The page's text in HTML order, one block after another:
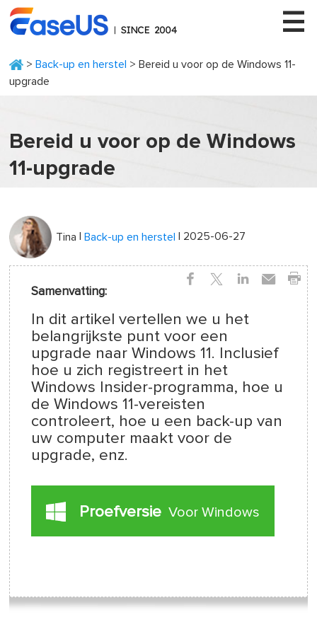
> Back-up en herstel > Bereid u voor op de Windows 11-
upgrade
Bereid u voor op de Windows
11-upgrade
Tina |Back-up en herstel | 2025-06-27
Samenvatting:
In dit artikel vertellen we u het
belangrijkste punt voor een
upgrade naar Windows 11. Inclusief
hoe u zich registreert in het
Windows Insider-programma, hoe u
de Windows 11-vereisten
controleert, hoe u een back-up van
uw computer maakt voor de
upgrade, enz.
Proefversie Voor Windows